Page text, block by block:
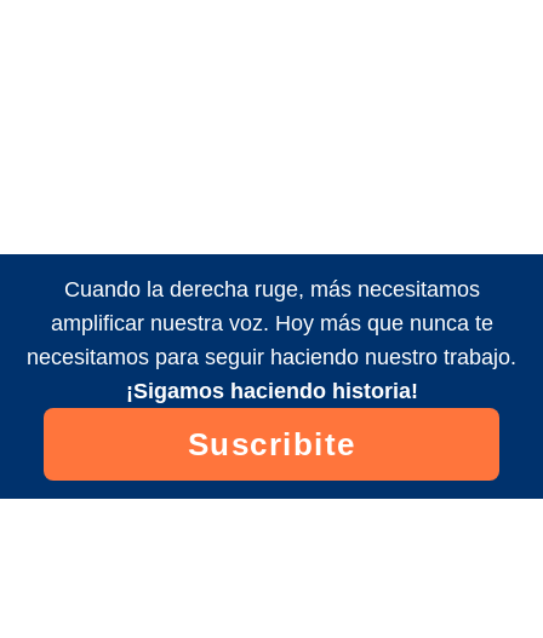
Cuando la derecha ruge, más necesitamos
amplificar nuestra voz. Hoy más que nunca te
necesitamos para seguir haciendo nuestro trabajo.
¡Sigamos haciendo historia!
Suscribite